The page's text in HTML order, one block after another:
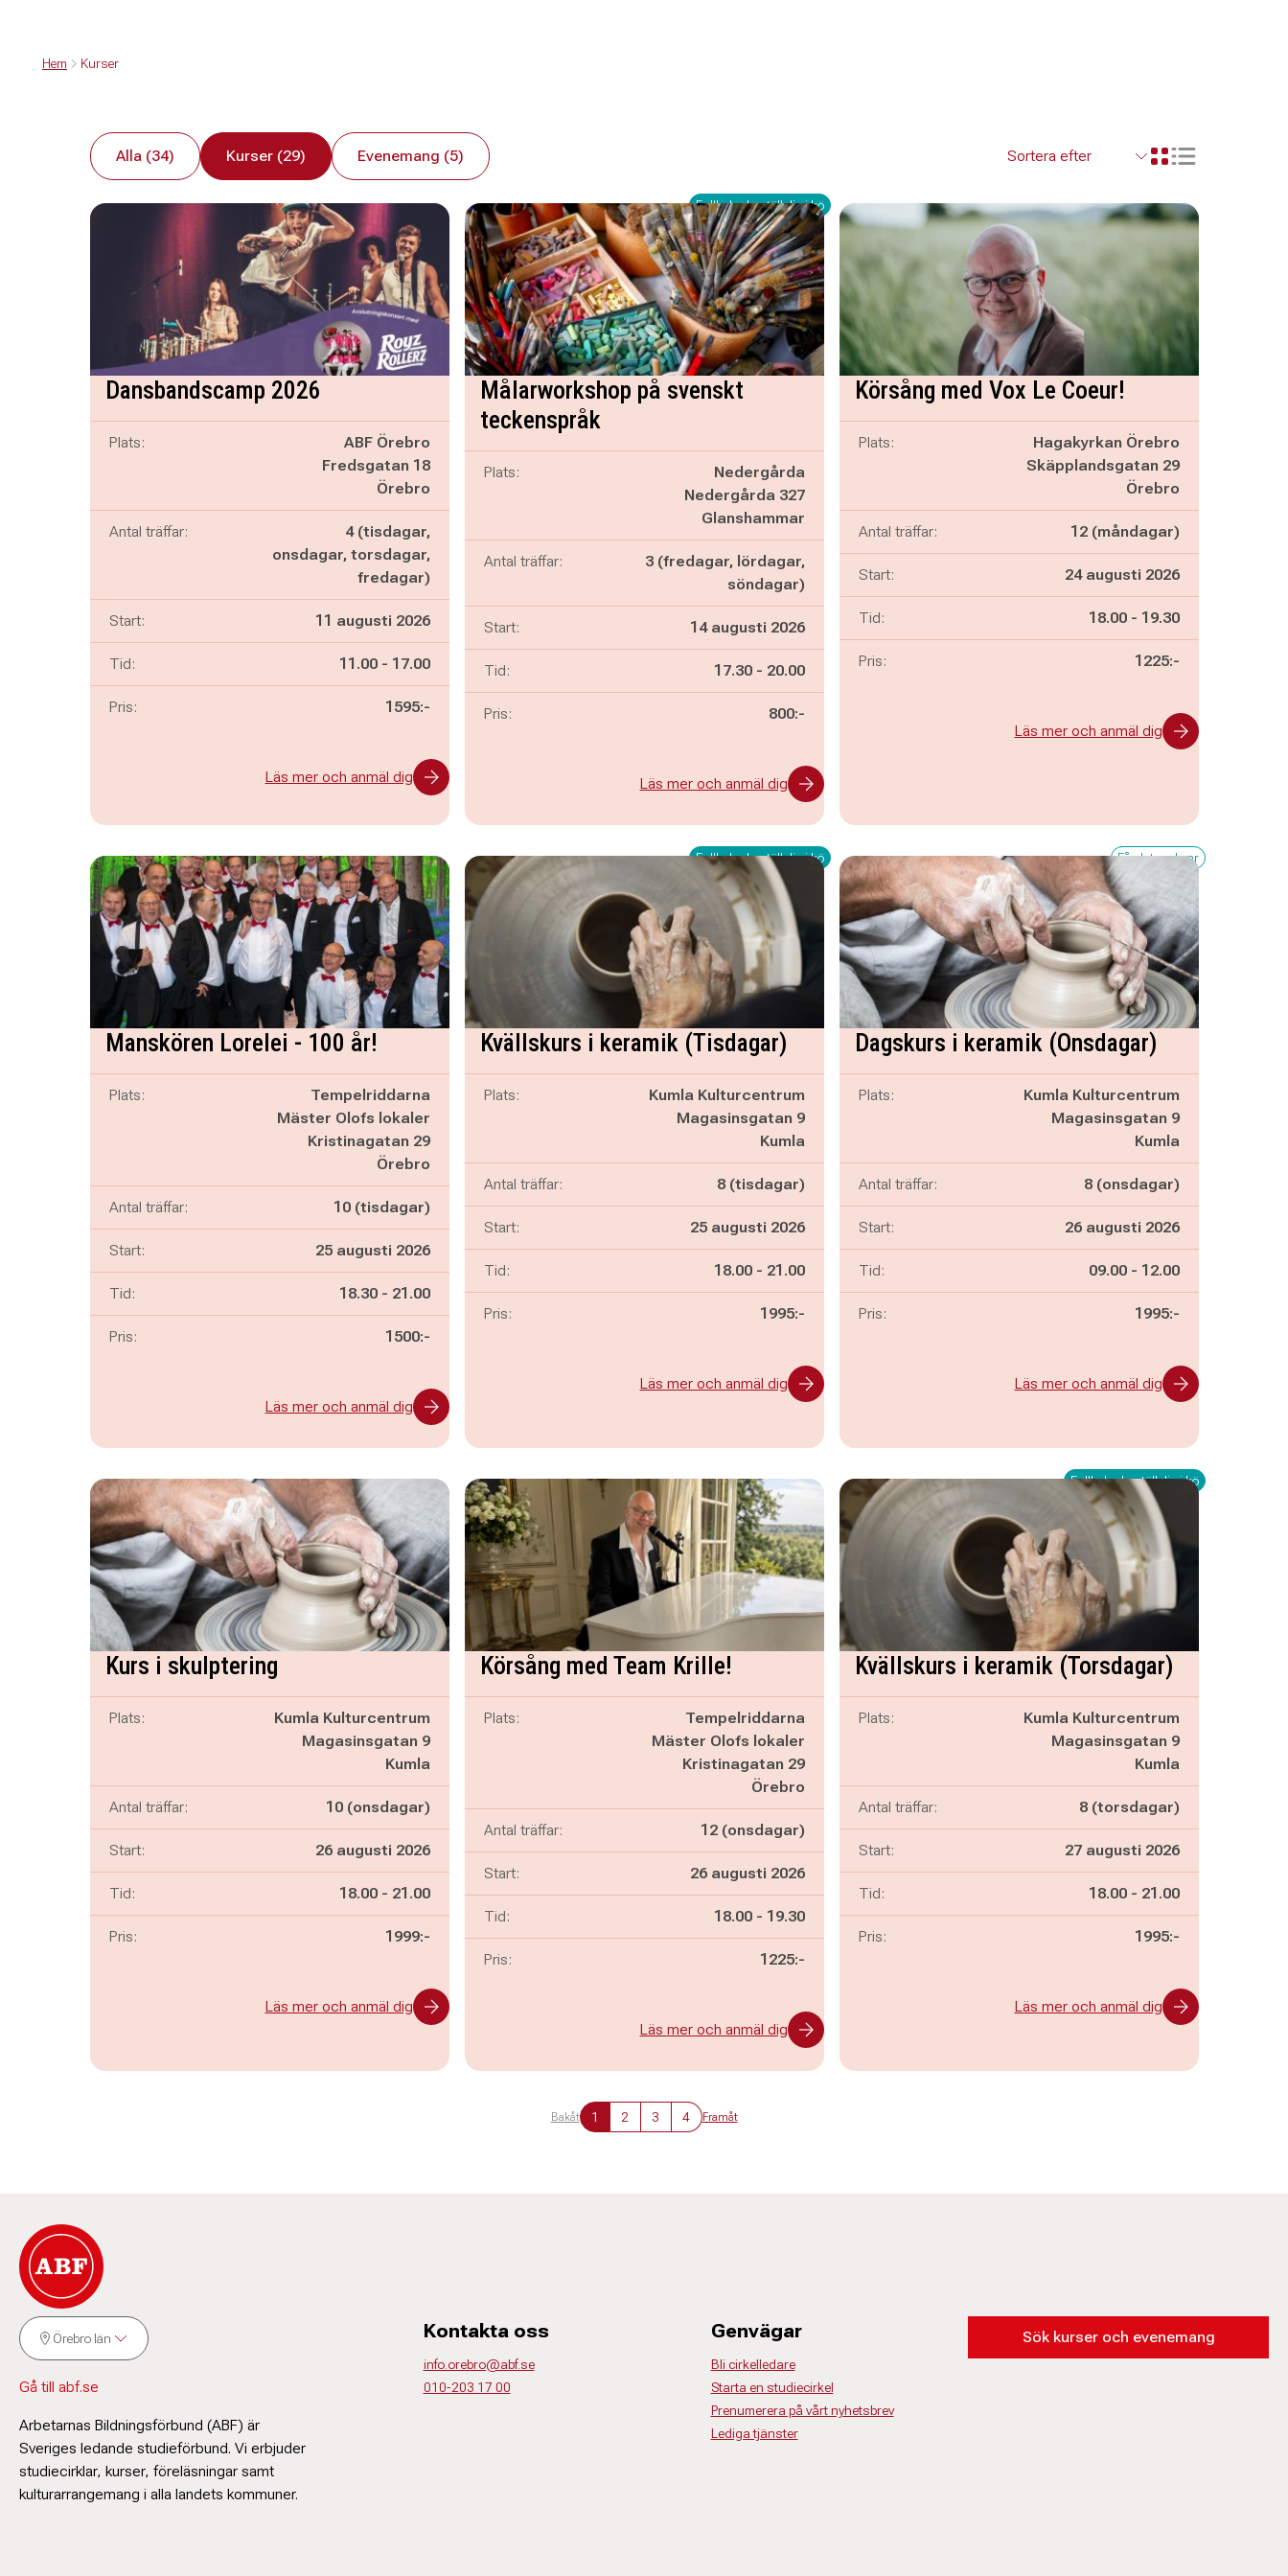
Hem Kurser
Alla (34) Kurser (29) Evenemang (5) Visa resultaten i ett
Visa resultaten
Dansbandscamp 2026
Plats:
ABF Örebro
Fredsgatan 18
Örebro
Antal träffar:
4 (tisdagar,
onsdagar, torsdagar,
fredagar)
Start: 11 augusti 2026
Tid: Pågår mellan
11.00 - och
17.00
Pris: 1595:-
Läs mer och anmäl dig
Fullbokad - ställ dig i kö
Målarworkshop på svenskt
teckenspråk
Plats:
Nedergårda
Nedergårda 327
Glanshammar
Antal träffar:
3 (fredagar, lördagar,
söndagar)
Start: 14 augusti 2026
Tid: Pågår mellan
17.30 - och
20.00
Pris: 800:-
Läs mer och anmäl dig
Körsång med Vox Le Coeur!
Plats:
Hagakyrkan Örebro
Skäpplandsgatan 29
Örebro
Antal träffar: 12 (måndagar)
Start: 24 augusti 2026
Tid: Pågår mellan
18.00 - och
19.30
Pris: 1225:-
Läs mer och anmäl dig
Manskören Lorelei - 100 år!
Plats:
Tempelriddarna
Mäster Olofs lokaler
Kristinagatan 29
Örebro
Antal träffar: 10 (tisdagar)
Start: 25 augusti 2026
Tid: Pågår mellan
18.30 - och
21.00
Pris: 1500:-
Läs mer och anmäl dig
Fullbokad - ställ dig i kö
Kvällskurs i keramik (Tisdagar)
Plats:
Kumla Kulturcentrum
Magasinsgatan 9
Kumla
Antal träffar: 8 (tisdagar)
Start: 25 augusti 2026
Tid: Pågår mellan
18.00 - och
21.00
Pris: 1995:-
Läs mer och anmäl dig
Få platser kvar
Dagskurs i keramik (Onsdagar)
Plats:
Kumla Kulturcentrum
Magasinsgatan 9
Kumla
Antal träffar: 8 (onsdagar)
Start: 26 augusti 2026
Tid: Pågår mellan
09.00 - och
12.00
Pris: 1995:-
Läs mer och anmäl dig
Kurs i skulptering
Plats:
Kumla Kulturcentrum
Magasinsgatan 9
Kumla
Antal träffar: 10 (onsdagar)
Start: 26 augusti 2026
Tid: Pågår mellan
18.00 - och
21.00
Pris: 1999:-
Läs mer och anmäl dig
Körsång med Team Krille!
Plats:
Tempelriddarna
Mäster Olofs lokaler
Kristinagatan 29
Örebro
Antal träffar: 12 (onsdagar)
Start: 26 augusti 2026
Tid: Pågår mellan
18.00 - och
19.30
Pris: 1225:-
Läs mer och anmäl dig
Fullbokad - ställ dig i kö
Kvällskurs i keramik (Torsdagar)
Plats:
Kumla Kulturcentrum
Magasinsgatan 9
Kumla
Antal träffar: 8 (torsdagar)
Start: 27 augusti 2026
Tid: Pågår mellan
18.00 - och
21.00
Pris: 1995:-
Läs mer och anmäl dig
Bakåt 1 2 3 4 Framåt
Örebro län
Gå till abf.se
Arbetarnas Bildningsförbund (ABF) är
Sveriges ledande studieförbund. Vi erbjuder
studiecirklar, kurser, föreläsningar samt
kulturarrangemang i alla landets kommuner.
Kontakta oss
info.orebro@abf.se
010-203 17 00
Genvägar
Bli cirkelledare
Starta en studiecirkel
Prenumerera på vårt nyhetsbrev
Lediga tjänster
Sök kurser och evenemang